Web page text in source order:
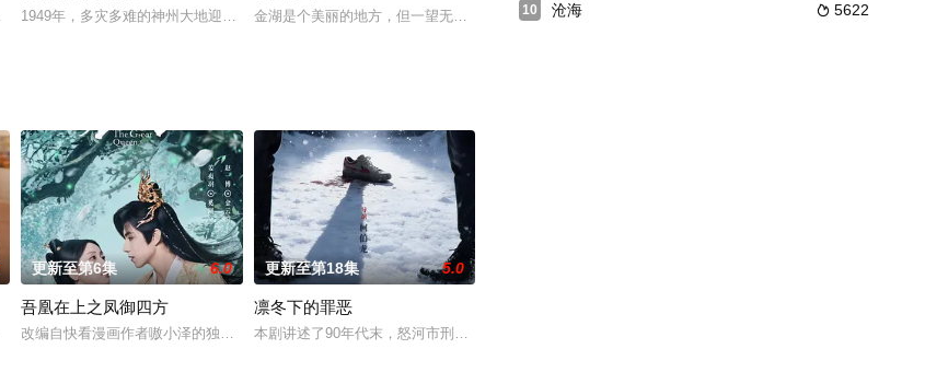
爱的故事，展现了他们对于美好爱情的无限向往和不懈追求，对于彼此人生创伤的
话，一小区发生枪案。值班探长大刘和警员孟津赴现场，发现却是个杀狗案。看到别人都在忙大案，立功心切的年轻警官
1949年，多灾多难的神州大地迎来曙光，经过绵延数年的战火，中国共产党终于夺取了政权，建立了新中国。然而广袤的土地上仍有包括国民党在
金湖是个美丽的地方，但一望无际的芦苇和漂泊流浪的水上生活特点，又使这里成为形形色色被辑捕的罪犯们
娘纸人卷入了一场跨越十年的惊天阴谋。这纸人身上，竟贴着父亲消失前的绝命符
海小城南安相遇相知，他们决心各展所长创办旅行社。他们以当地的特色人文与美食为引，用真诚与创意打动游客。尽
更新至第6集 6.0
吾凰在上之凤御四方
改编自快看漫画作者嗷小泽的独家连载漫画《吾凰在上》。 现代少女奚圆（姜贞羽 饰）因意外踏入玄机界，继而卷入虎云国内乱的漩涡，身陷重重
更新至第18集 5.0
凛冬下的罪恶
本剧讲述了90年代末，怒河市刑侦支队在无普及监控、无DNA鉴定技术的支持下，通过摸排、勘查等传统刑
10  5622
沧海